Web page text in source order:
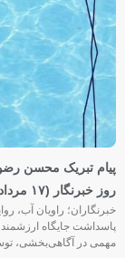
پیام تبریک محسن
روز خبرنگار (۱۷ مرداد)
پاسداشت جایگاه
مهمی در آگاهی‌بخشی،